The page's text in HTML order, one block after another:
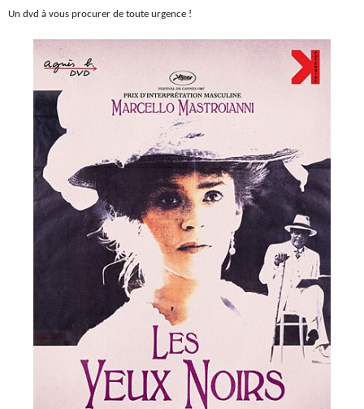
Un dvd à vous procurer de toute urgence !